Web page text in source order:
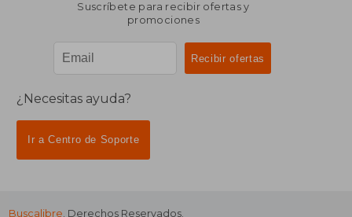
Suscríbete para recibir ofertas y
promociones
¿Necesitas ayuda?
Ir a Centro de Soporte
Buscalibre . Derechos Reservados.